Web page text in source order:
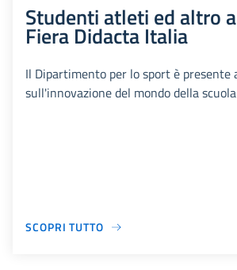
Studenti atleti ed altro
Fiera Didacta Italia
Il Dipartimento per lo sport è presente
sull'innovazione del mondo della scuola
SCOPRI TUTTO